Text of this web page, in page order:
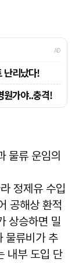
물류 운임의
정제유 수입
공해상 환적
상승하면 밀
물류비가 추
내부 도입 단